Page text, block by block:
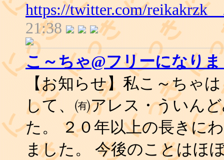
https://twitter.com/
21:38
こ～ちゃ@フリーになり
【お知らせ】私こ～ちゃ
して、㈲アレス・ういん
た。 ２０年以上の長きに
ました。 今後のことはほ